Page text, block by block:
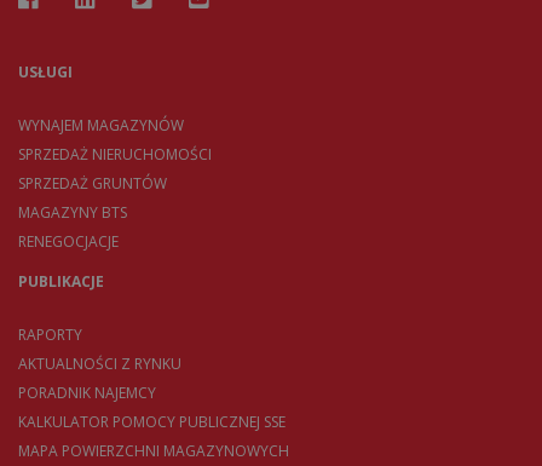
USŁUGI
WYNAJEM MAGAZYNÓW
SPRZEDAŻ NIERUCHOMOŚCI
SPRZEDAŻ GRUNTÓW
MAGAZYNY BTS
RENEGOCJACJE
PUBLIKACJE
RAPORTY
AKTUALNOŚCI Z RYNKU
PORADNIK NAJEMCY
KALKULATOR POMOCY PUBLICZNEJ SSE
MAPA POWIERZCHNI MAGAZYNOWYCH